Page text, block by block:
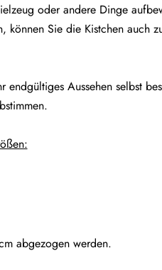
oder andere Dinge
Sie die Kistchen auch
Aussehen selbst
abgezogen werden.